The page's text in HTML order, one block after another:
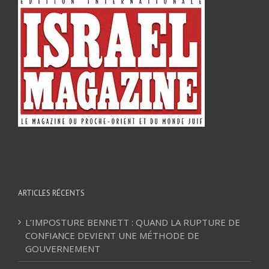
ARTICLES RÉCENTS
L’IMPOSTURE BENNETT : QUAND LA RUPTURE DE
CONFIANCE DEVIENT UNE MÉTHODE DE
GOUVERNEMENT